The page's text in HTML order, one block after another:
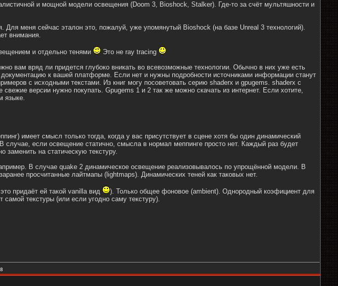
и мощной модели освещения (Doom 3, Bioshock, Stalker). Где-то за счёт мультяшности и
меня сейчас эталон это, пожалуй, уже упомянутый Bioshock (на базе Unreal 3 технологий).
внимания.
и отдельно тенями
Это не ray tracing
вам вряд ли придется глубоко вникать во всевозможные технологии. Обычно в них уже есть
к вашей платформе. Если нет и нужны подробности источниками информации станут
с исходными текстами. Из книг могу посоветовать серию shaderx и gpugems. shaderx с
версии нужно покупать. Gpugems 1 и 2 так же можно скачать из интернет. Если хотите,
языке.
имеет смысл только тогда, когда у вас присутствует в сцене хотя бы один динамический
если освещение статично, смысла в нормал меппинге просто нет. Каждый раз будет
заменить на статическую текстуру.
В случае quake 2 динамическое освещение реализовывалось по упрощённой модели. В
просчитанные лайтмапы (lightmaps). Динамических теней как таковых нет.
придаёт ей такой vanilla вид
). Только общее фоновое (ambient). Однородный коэфициент для
самой текстуры (или если угодно саму текстуру).